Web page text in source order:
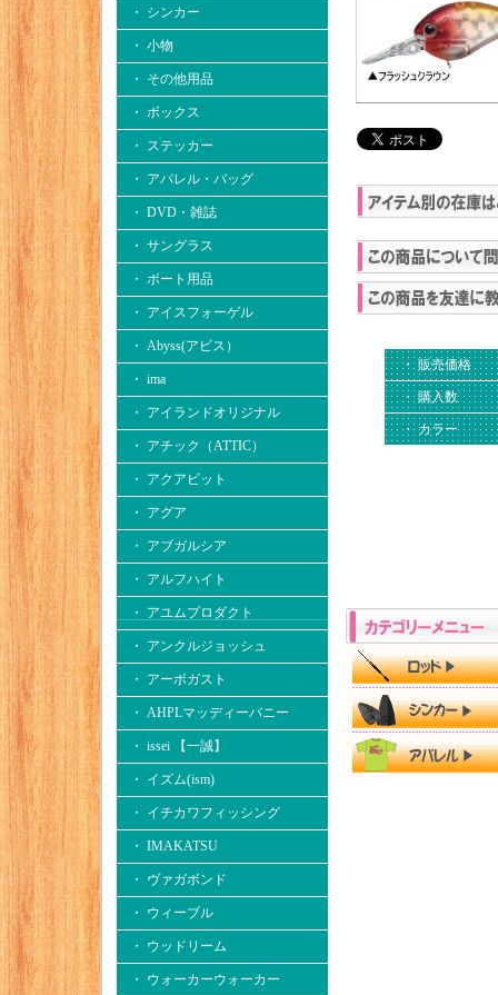
・ シンカー
・ 小物
・ その他用品
・ ボックス
・ ステッカー
・ アパレル・バッグ
・ DVD・雑誌
・ サングラス
・ ボート用品
・ アイスフォーゲル
・ Abyss(アビス）
・ ima
・ アイランドオリジナル
・ アチック（ATTIC）
・ アクアビット
・ アグア
・ アブガルシア
・ アルフハイト
・ アユムプロダクト
・ アンクルジョッシュ
・ アーボガスト
・ AHPLマッディーバニー
・ issei 【一誠】
・ イズム(ism)
・ イチカワフィッシング
・ IMAKATSU
・ ヴァガボンド
・ ウィーブル
・ ウッドリーム
・ ウォーカーウォーカー
・ 販売価格
・ 購入数
・ カラー